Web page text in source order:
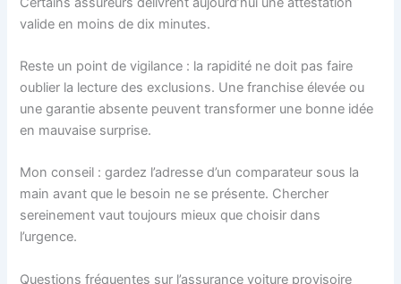
valide en moins de dix minutes.
Reste un point de vigilance : la rapidité ne doit pas faire
oublier la lecture des exclusions. Une franchise élevée ou
une garantie absente peuvent transformer une bonne idée
en mauvaise surprise.
Mon conseil : gardez l’adresse d’un comparateur sous la
main avant que le besoin ne se présente. Chercher
sereinement vaut toujours mieux que choisir dans
l’urgence.
Questions fréquentes sur l’assurance voiture provisoire